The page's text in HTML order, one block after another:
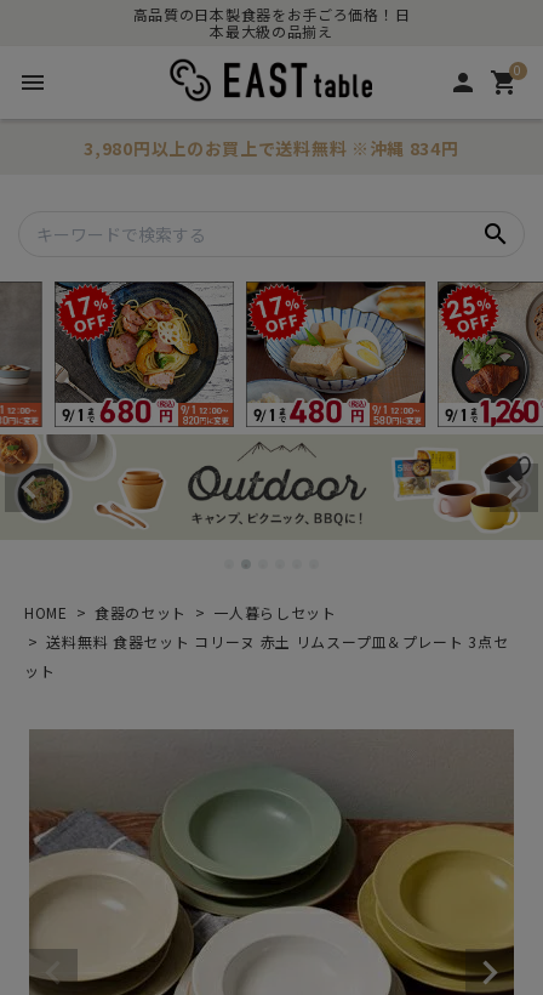
高品質の日本製食器をお手ごろ価格！日
本最大級の品揃え
menu person 0
shopping_cart
3,980円以上のお買上で送料無料 ※沖縄 834円
search
HOME 食器のセット
一人暮らしセット
送料無料 食器セット コリーヌ 赤土 リムスープ皿＆プレート 3点セ
ット